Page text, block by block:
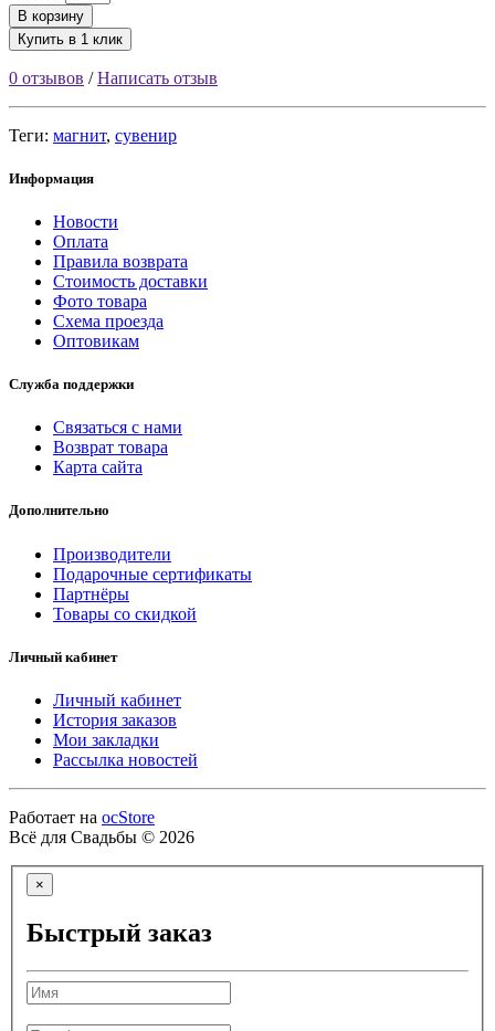
В корзину
Купить в 1 клик
0 отзывов /Написать отзыв
Теги: магнит, сувенир
Информация
Новости
Оплата
Правила возврата
Стоимость доставки
Фото товара
Схема проезда
Оптовикам
Служба поддержки
Связаться с нами
Возврат товара
Карта сайта
Дополнительно
Производители
Подарочные сертификаты
Партнёры
Товары со скидкой
Личный кабинет
Личный кабинет
История заказов
Мои закладки
Рассылка новостей
Работает на ocStore
Всё для Свадьбы © 2026
×
Быстрый заказ